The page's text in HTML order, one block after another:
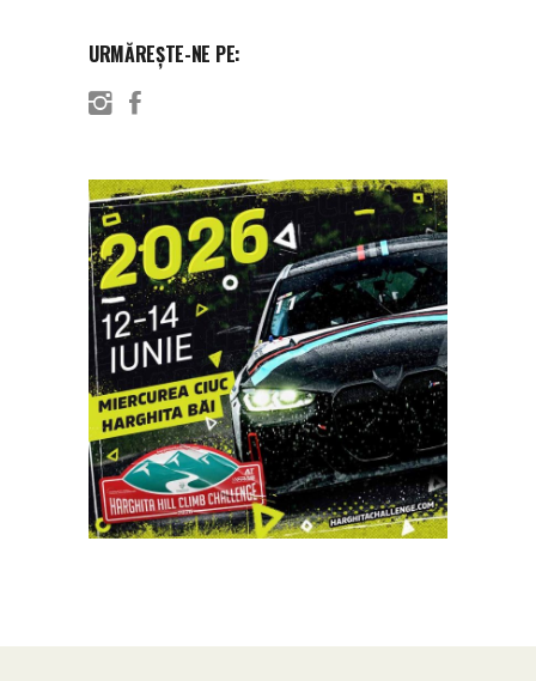
URMĂREȘTE-NE PE: